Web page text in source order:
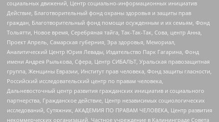
социальных движений, Центр социально-информационных инициатив
Действие, Благотворительный фонд охраны здоровья и защиты прав
граждан, Благотворительный фонд помощи осужденным и их семьям, Фонд
Тольятти, Новое время, Серебряная тайга, Так-Так-Так, Сова, центр Анна,
Проект Апрель, Самарская губерния, Эра здоровья, Мемориал,
Аналитический Центр Юрия Левады, Издательство Парк Гагарина, Фонд
имени Андрея Рылькова, Сфера, Центр СИБАЛЬТ, Уральская правозащитная
группа, Женщины Евразии, Институт прав человека, Фонд защиты гласности,
Российский исследовательский центр по правам человека,
Дальневосточный центр развития гражданских инициатив и социального
партнерства, Гражданское действие, Центр независимых социологических
исследований, Сутяжник, АКАДЕМИЯ ПО ПРАВАМ ЧЕЛОВЕКА, Центр развития
некоммерческих организаций, Частное учреждение в Калининграде Совета